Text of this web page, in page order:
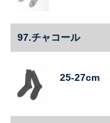
97.チャコール
25-27cm